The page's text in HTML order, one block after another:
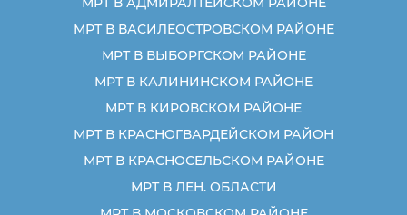
МРТ В ВАСИЛЕОСТРОВСКОМ РАЙОНЕ
МРТ В ВЫБОРГСКОМ РАЙОНЕ
МРТ В КАЛИНИНСКОМ РАЙОНЕ
МРТ В КИРОВСКОМ РАЙОНЕ
МРТ В КРАСНОГВАРДЕЙСКОМ РАЙОН
МРТ В КРАСНОСЕЛЬСКОМ РАЙОНЕ
МРТ В ЛЕН. ОБЛАСТИ